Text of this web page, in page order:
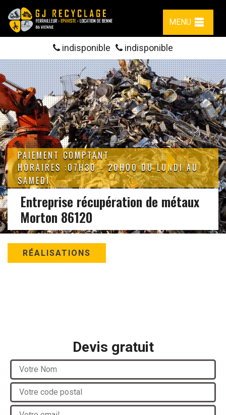
MENU
indisponible indisponible
PAIEMENT COMPTANT
HORAIRES :07H30 - 20H00 DU LUNDI AU
SAMEDI
Entreprise récupération de métaux
Morton 86120
RÉALISATIONS
Devis gratuit